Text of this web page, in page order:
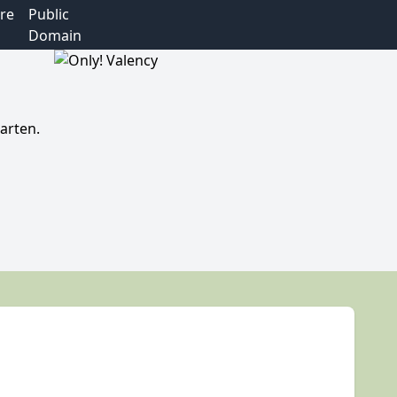
Public
Domain